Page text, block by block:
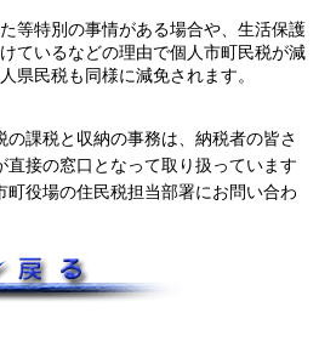
等特別の事情がある場合や、生活保護
ているなどの理由で個人市町民税が減
県民税も同様に減免されます。
課税と収納の事務は、納税者の皆さ
直接の窓口となって取り扱っています
役場の住民税担当部署にお問い合わ